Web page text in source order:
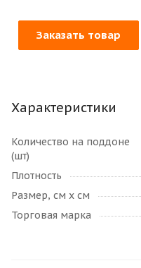
Заказать товар
Характеристики
Количество на поддоне
(шт)
Плотность
Размер, см х см
Торговая марка